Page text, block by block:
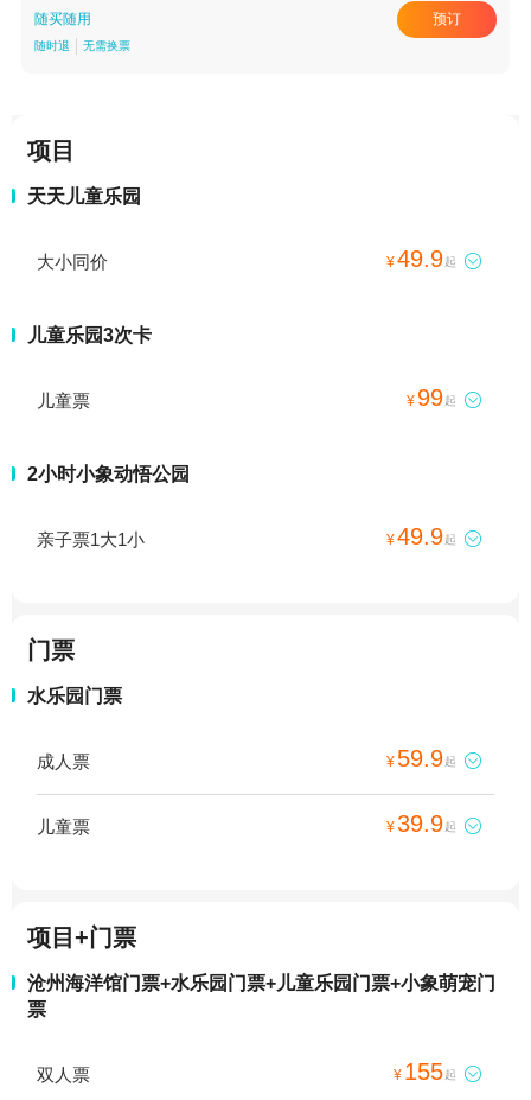
随买随用
随时退 无需换票
预订
项目
天天儿童乐园
大小同价 ¥49.9起 
儿童乐园3次卡
儿童票 ¥ 99起 
2小时小象动悟公园
亲子票1大1小 ¥49.9起 
门票
水乐园门票
成人票 ¥ 59.9起 
儿童票 ¥39.9起 
项目+门票
沧州海洋馆门票+水乐园门票+儿童乐园门票+小象萌宠门
票
双人票 ¥ 155起 